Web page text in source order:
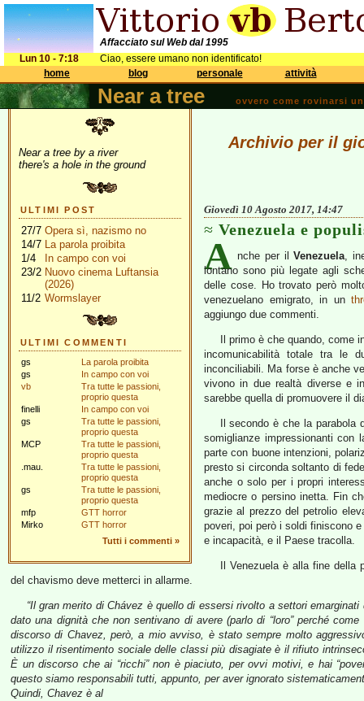
Affacciato sul Web dal 1995
Lun 10 - 7:18
Ciao, essere umano non identificato!
home
blog personale attività
Near a tree ovvero come rovinarsi
Near a tree by a river
there's a hole in the ground
ULTIMI POST
27/7 Opera sì, nazismo no
14/7 La parola proibita
1/4
In campo con voi
23/2 Nuovo cinema Luftansia
(2026)
11/2 Wormslayer
ULTIMI COMMENTI
gs
La parola proibita
gs
In campo con voi
vb
Tra tutte le passioni,
proprio questa
finelli
In campo con voi
gs
Tra tutte le passioni,
proprio questa
MCP
Tra tutte le passioni,
proprio questa
.mau.
Tra tutte le passioni,
proprio questa
gs
Tra tutte le passioni,
proprio questa
mfp
GTT horror
Mirko
GTT horror
Tutti i commenti »
Archivio per il
Giovedì 10 Agosto 2017, 14:47
Venezuela e
A nche per ilVenezuela,
lontano sono più legate agli
delle cose. Ho trovato però
venezuelano emigrato, in un
aggiungo due commenti.
Il primo è che quando, come
incomunicabilità totale tra le
inconciliabili. Ma forse è anche
vivono in due realtà diverse e
sarebbe quella di promuovere il
Il secondo è che la
somiglianze impressionanti con
parte con buone intenzioni,
presto si circonda soltanto di
anche o solo per i propri
mediocre o persino inetta. Fin
grazie al prezzo del petrolio
poveri, poi però i soldi finiscono
e incapacità, e il Paese tracolla.
Il Venezuela è alla fine
del chavismo deve metterci in allarme.
“Il gran merito di Chávez è quello di essersi rivolto a settori
dato una dignità che non sentivano di avere (parlo di “loro” perché
discorso di Chavez, però, a mio avviso, è stato sempre molto
utilizzo il risentimento sociale delle classi più disagiate è il rifiuto
È un discorso che ai “ricchi” non è piaciuto, per ovvi motivi, e hai
questo siamo responsabili tutti, appunto, per aver ignorato
Quindi, Chavez è al